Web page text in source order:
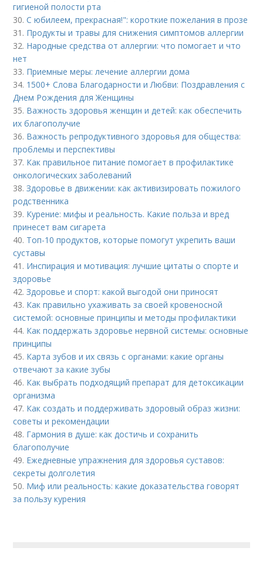
гигиеной полости рта
30.С юбилеем, прекрасная!": короткие пожелания в прозе
31. Продукты и травы для снижения симптомов аллергии
32. Народные средства от аллергии: что помогает и что
нет
33. Приемные меры: лечение аллергии дома
34. 1500+ Слова Благодарности и Любви: Поздравления с
Днем Рождения для Женщины
35. Важность здоровья женщин и детей: как обеспечить
их благополучие
36. Важность репродуктивного здоровья для общества:
проблемы и перспективы
37. Как правильное питание помогает в профилактике
онкологических заболеваний
38.Здоровье в движении: как активизировать пожилого
родственника
39. Курение: мифы и реальность. Какие польза и вред
принесет вам сигарета
40. Топ-10 продуктов, которые помогут укрепить ваши
суставы
41. Инспирация и мотивация: лучшие цитаты о спорте и
здоровье
42.Здоровье и спорт: какой выгодой они приносят
43. Как правильно ухаживать за своей кровеносной
системой: основные принципы и методы профилактики
44. Как поддержать здоровье нервной системы: основные
принципы
45. Карта зубов и их связь с органами: какие органы
отвечают за какие зубы
46. Как выбрать подходящий препарат для детоксикации
организма
47. Как создать и поддерживать здоровый образ жизни:
советы и рекомендации
48. Гармония в душе: как достичь и сохранить
благополучие
49. Ежедневные упражнения для здоровья суставов:
секреты долголетия
50. Миф или реальность: какие доказательства говорят
за пользу курения